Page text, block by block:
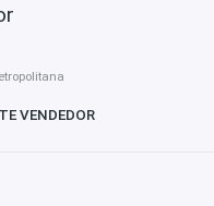
VENDEDOR